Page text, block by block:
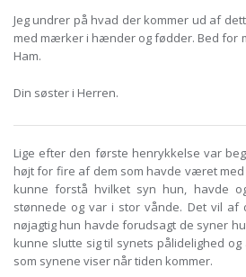
Jeg undrer på hvad der kommer ud af
med mærker i hænder og fødder. Bed for
Ham.
Din søster i Herren.
Lige efter den første henrykkelse var
højt for fire af dem som havde været
kunne forstå hvilket syn hun, havde
stønnede og var i stor vånde. Det vil af
nøjagtig hun havde forudsagt de syner
kunne slutte sig til synets pålidelighed
som synene viser når tiden kommer.